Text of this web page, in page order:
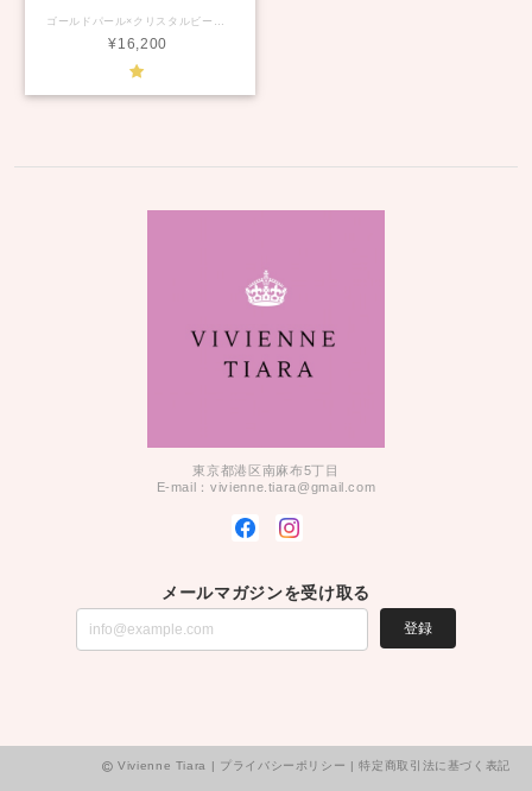
¥16,200
東京都港区南麻布5丁目
E-mail：vivienne.tiara@gmail.com
メールマガジンを受け取る
登録
Vivienne Tiara | プライバシーポリシー |特定商取引法に基づく表記